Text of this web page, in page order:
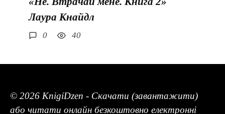
Лаура Кнайдл
0 40
© 2026 KnigiDzen - Скачати (завантажити)
або читати онлайн безкоштовно електронні